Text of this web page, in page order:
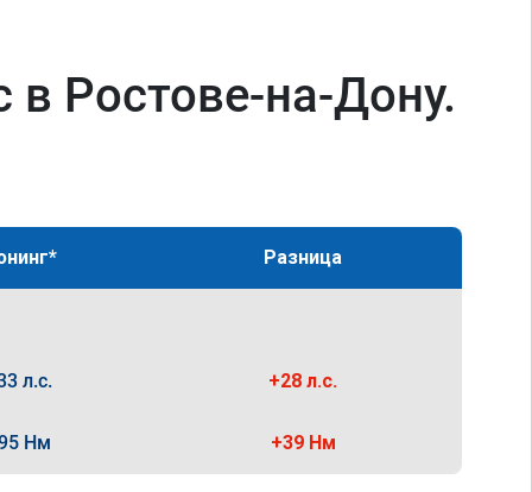
в Ростове-на-Дону.
Разница
л.с. +28 л.с.
Нм +39 Нм